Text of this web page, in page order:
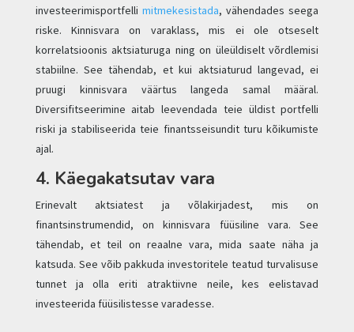
investeerimisportfelli mitmekesistada, vähendades seega
riske. Kinnisvara on varaklass, mis ei ole otseselt
korrelatsioonis aktsiaturuga ning on üleüldiselt võrdlemisi
stabiilne. See tähendab, et kui aktsiaturud langevad, ei
pruugi kinnisvara väärtus langeda samal määral.
Diversifitseerimine aitab leevendada teie üldist portfelli
riski ja stabiliseerida teie finantsseisundit turu kõikumiste
ajal.
4. Käegakatsutav vara
Erinevalt aktsiatest ja võlakirjadest, mis on
finantsinstrumendid, on kinnisvara füüsiline vara. See
tähendab, et teil on reaalne vara, mida saate näha ja
katsuda. See võib pakkuda investoritele teatud turvalisuse
tunnet ja olla eriti atraktiivne neile, kes eelistavad
investeerida füüsilistesse varadesse.